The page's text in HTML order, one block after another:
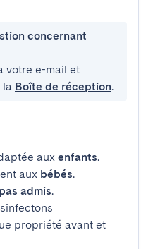
concernant
votre e-mail et
la Boîte de réception.
aux enfants.
aux bébés.
pas admis.
propriété avant et